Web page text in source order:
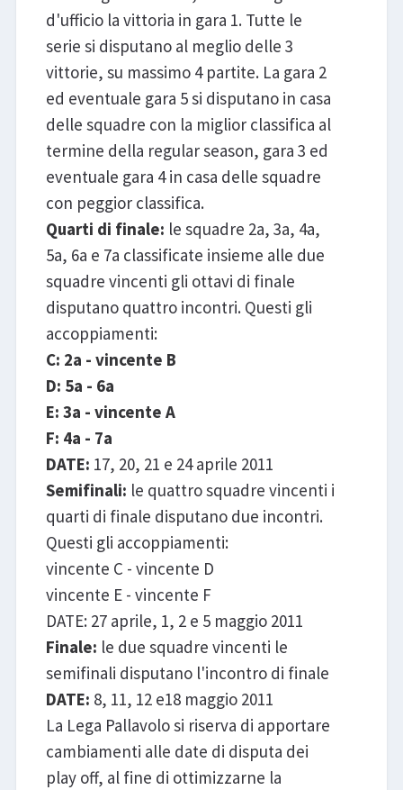
d'ufficio la vittoria in gara 1. Tutte le
serie si disputano al meglio delle 3
vittorie, su massimo 4 partite. La gara 2
ed eventuale gara 5 si disputano in casa
delle squadre con la miglior classifica al
termine della regular season, gara 3 ed
eventuale gara 4 in casa delle squadre
con peggior classifica.
Quarti di finale: le squadre 2a, 3a, 4a,
5a, 6a e 7a classificate insieme alle due
squadre vincenti gli ottavi di finale
disputano quattro incontri. Questi gli
accoppiamenti:
C: 2a - vincente B
D: 5a - 6a
E: 3a - vincente A
F: 4a - 7a
DATE: 17, 20, 21 e 24 aprile 2011
Semifinali: le quattro squadre vincenti i
quarti di finale disputano due incontri.
Questi gli accoppiamenti:
vincente C - vincente D
vincente E - vincente F
DATE: 27 aprile, 1, 2 e 5 maggio 2011
Finale: le due squadre vincenti le
semifinali disputano l'incontro di finale
DATE: 8, 11, 12 e18 maggio 2011
La Lega Pallavolo si riserva di apportare
cambiamenti alle date di disputa dei
play off, al fine di ottimizzarne la